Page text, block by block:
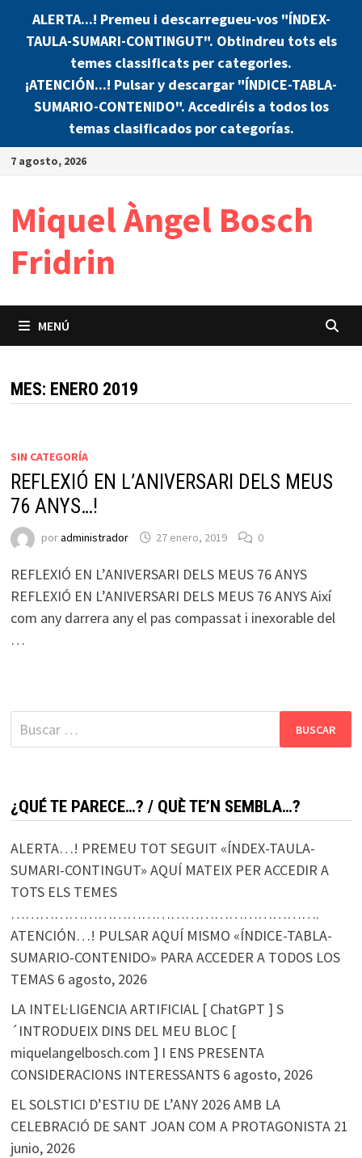
ALERTA...! Premeu i descarregueu-vos "ÍNDEX-
TAULA-SUMARI-CONTINGUT". Obtindreu tots els
temes classificats per categories.
¡ATENCIÓN...! Pulsar y descargar "ÍNDICE-TABLA-
SUMARIO-CONTENIDO". Accediréis a todos los
temas clasificados por categorías.
Saltar
7 agosto, 2026
Miquel Àngel Bosch
Fridrin
MENÚ
MES: ENERO 2019
SIN CATEGORÍA
REFLEXIÓ EN L’ANIVERSARI DELS MEUS
76 ANYS…!
poradministrador 27 enero, 2019 0
REFLEXIÓ EN L’ANIVERSARI DELS MEUS 76 ANYS
REFLEXIÓ EN L’ANIVERSARI DELS MEUS 76 ANYS Així
com any darrera any el pas compassat i inexorable del
…
Buscar:
¿QUÉ TE PARECE…? / QUÈ TE’N SEMBLA…?
ALERTA…! PREMEU TOT SEGUIT «ÍNDEX-TAULA-
SUMARI-CONTINGUT» AQUÍ MATEIX PER ACCEDIR A
TOTS ELS TEMES
……………………………………………………….
ATENCIÓN…! PULSAR AQUÍ MISMO «ÍNDICE-TABLA-
SUMARIO-CONTENIDO» PARA ACCEDER A TODOS LOS
TEMAS 6 agosto, 2026
LA INTEL·LIGENCIA ARTIFICIAL [ ChatGPT ] S
´INTRODUEIX DINS DEL MEU BLOC [
miquelangelbosch.com ] I ENS PRESENTA
CONSIDERACIONS INTERESSANTS 6 agosto, 2026
EL SOLSTICI D’ESTIU DE L’ANY 2026 AMB LA
CELEBRACIÓ DE SANT JOAN COM A PROTAGONISTA 21
junio, 2026